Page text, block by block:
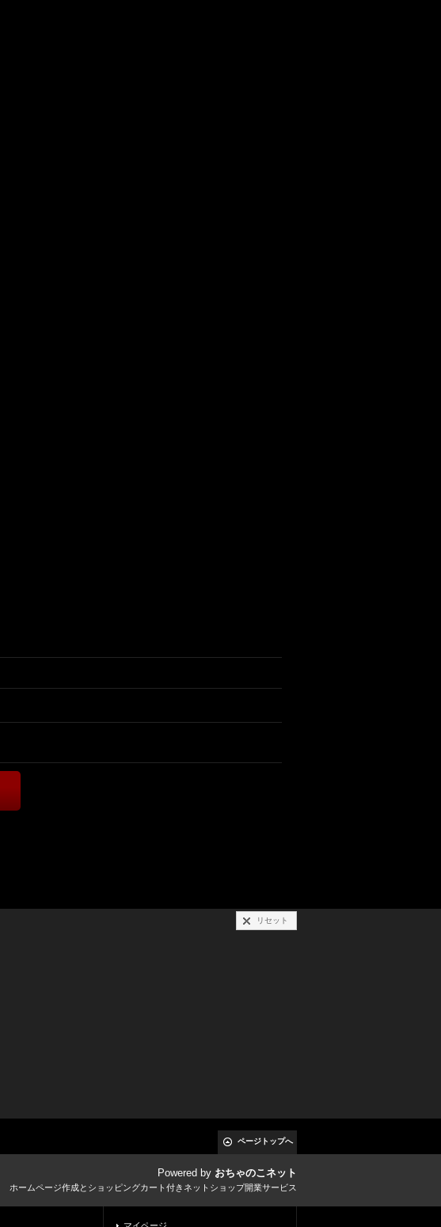
リセット
ページトップへ
Powered by おちゃのこネット
ホームページ作成とショッピングカート付きネットショップ開業サービス